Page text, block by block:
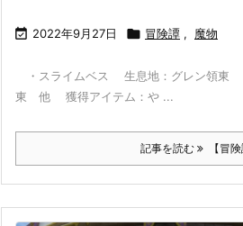
 2022年9月27日  冒険譚 , 魔物
・スライムベス 生息地：グレン
東 他 獲得アイテム：や ...
記事を読む 【冒